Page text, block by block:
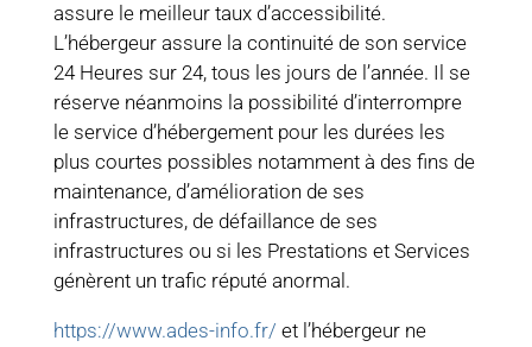
assure le meilleur taux d’accessibilité.
L’hébergeur assure la continuité de son service
24 Heures sur 24, tous les jours de l’année. Il se
réserve néanmoins la possibilité d’interrompre
le service d’hébergement pour les durées les
plus courtes possibles notamment à des fins de
maintenance, d’amélioration de ses
infrastructures, de défaillance de ses
infrastructures ou si les Prestations et Services
génèrent un trafic réputé anormal.
https://www.ades-info.fr/ et l’hébergeur ne